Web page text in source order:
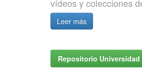
vídeos y colecciones
Leer más
Repositorio Universidad